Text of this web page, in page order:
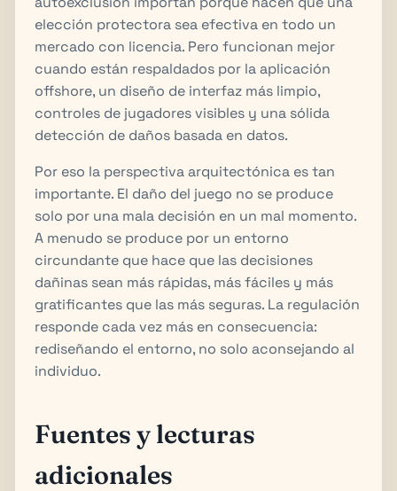
elección protectora sea efectiva en todo un
mercado con licencia. Pero funcionan mejor
cuando están respaldados por la aplicación
offshore, un diseño de interfaz más limpio,
controles de jugadores visibles y una sólida
detección de daños basada en datos.
Por eso la perspectiva arquitectónica es tan
importante. El daño del juego no se produce
solo por una mala decisión en un mal momento.
A menudo se produce por un entorno
circundante que hace que las decisiones
dañinas sean más rápidas, más fáciles y más
gratificantes que las más seguras. La regulación
responde cada vez más en consecuencia:
rediseñando el entorno, no solo aconsejando al
individuo.
Fuentes y lecturas
adicionales